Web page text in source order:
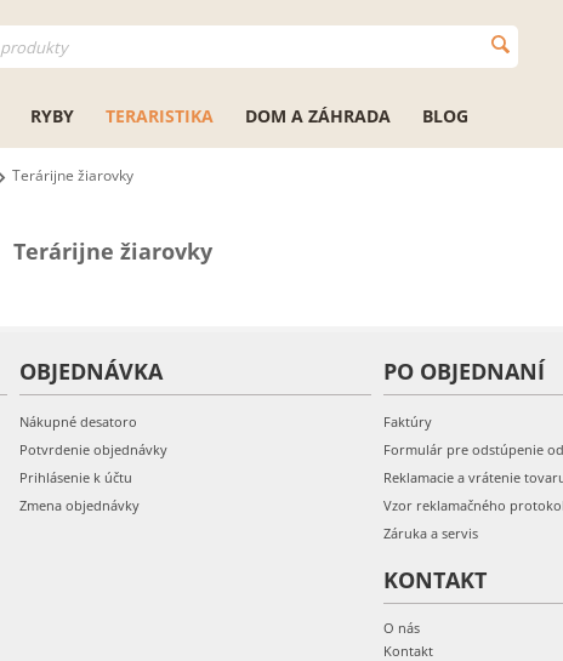
RYBY TERARISTIKA DOM A ZÁHRADA BLOG
Terárijne žiarovky
Terárijne žiarovky
OBJEDNÁVKA
Nákupné desatoro
Potvrdenie objednávky
Prihlásenie k účtu
Zmena objednávky
PO OBJEDNANÍ
Faktúry
Formulár pre odstúpenie
Reklamacie a vrátenie
Vzor reklamačného
Záruka a servis
KONTAKT
O nás
Kontakt